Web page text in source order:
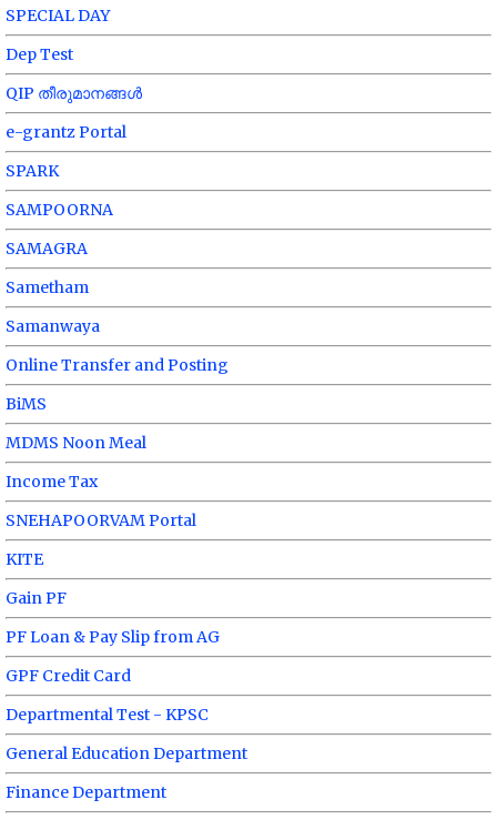
SPECIAL DAY
Dep Test
QIP തീരുമാനങ്ങൾ
e-grantz Portal
SPARK
SAMPOORNA
SAMAGRA
Sametham
Samanwaya
Online Transfer and Posting
BiMS
MDMS Noon Meal
Income Tax
SNEHAPOORVAM Portal
KITE
Gain PF
PF Loan & Pay Slip from AG
GPF Credit Card
Departmental Test - KPSC
General Education Department
Finance Department